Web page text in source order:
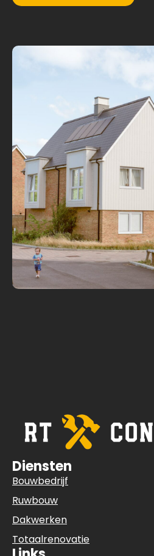
Diensten
Bouwbedrijf
Ruwbouw
Dakwerken
Totaalrenovatie